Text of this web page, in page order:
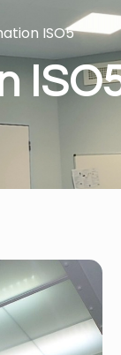
ISO5